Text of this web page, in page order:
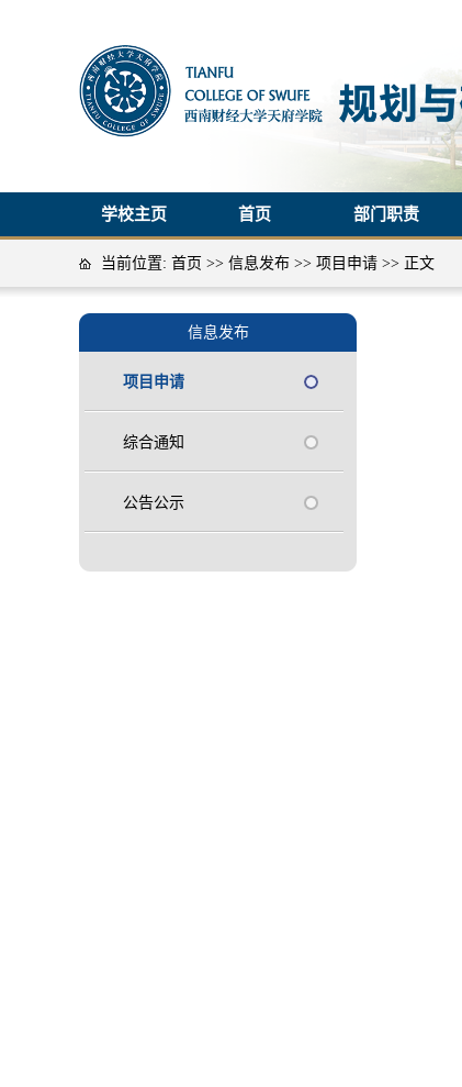
学校主页 首页 部门职责
当前位置: 首页 >> 信息发布 >> 项目申请 >> 正文
信息发布
项目申请
综合通知
公告公示